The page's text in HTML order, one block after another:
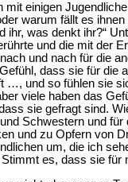
mit einigen
warum fällt es
ihr, was denkt ihr?“
und die mit der
und nach für die
dass sie für die
…, und so fühlen sie
viele haben das
sie gefragt sind.
Schwestern und
und zu Opfern von
um, die ich
es, dass sie